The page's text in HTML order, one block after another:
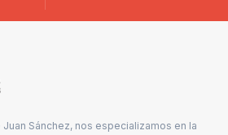
Juan Sánchez, nos especializamos en la